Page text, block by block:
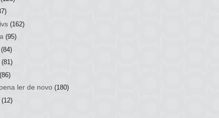
(162)
(95)
(84)
(81)
(86)
ler de novo (180)
(12)